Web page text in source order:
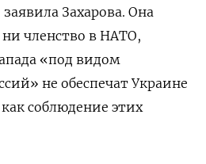
Захарова. Она
членство в НАТО,
«под видом
не обеспечат Украине
соблюдение этих